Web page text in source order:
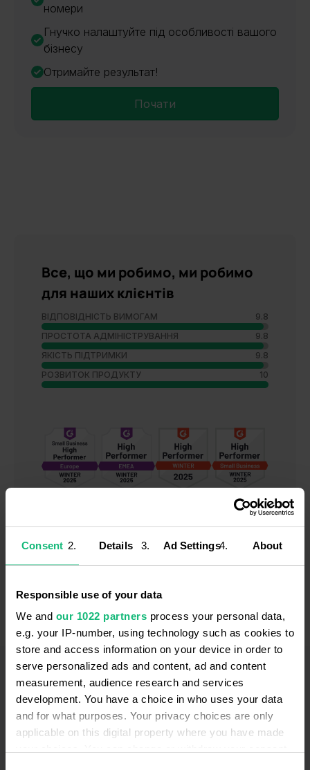
Consent Details Ad Settings About
Responsible use of your data
We and our 1022 partners process your personal data,
e.g. your IP-number, using technology such as cookies to
store and access information on your device in order to
serve personalized ads and content, ad and content
measurement, audience research and services
development. You have a choice in who uses your data
and for what purposes. Your privacy choices are only
applicable on this digital property where you have made
номери
Гнучко налаштуйте під особливості вашого
бізнесу
Отримайте результат!
Почати
Все, що ми робимо, ми робимо
для наших клієнтів
ВІДПОВІДНІСТЬ ВИМОГАМ
9.8
ПРОСТОТА АДМІНІСТРУВАННЯ
9.8
ЯКІСТЬ ПІДТРИМКИ
9.8
РОЗВИТОК ПРОДУКТУ
10
ПОШИРЕНІ ЗАПИТАННЯ
Маєте запитання?
Подивіться нижче